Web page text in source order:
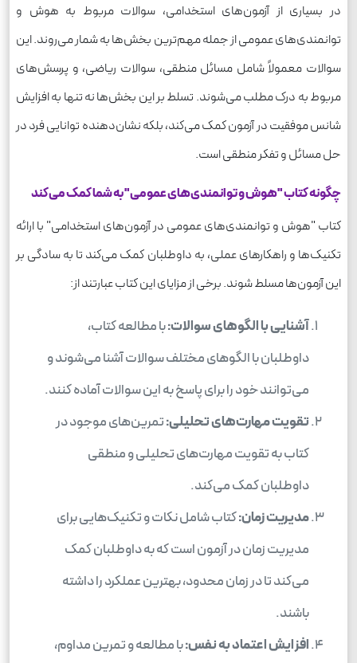
در بسیاری از آزمون‌های استخدامی، سوالات مربوط به هوش و
توانمندی‌های عمومی از جمله مهم‌ترین بخش‌ها به شمار می‌روند. این
سوالات معمولاً شامل مسائل منطقی، سوالات ریاضی، و پرسش‌های
مربوط به درک مطلب می‌شوند. تسلط بر این بخش‌ها نه تنها به افزایش
شانس موفقیت در آزمون کمک می‌کند، بلکه نشان‌دهنده توانایی فرد در
حل مسائل و تفکر منطقی است.
چگونه کتاب "هوش و توانمندی‌های عمومی" به شما کمک می‌کند
کتاب "هوش و توانمندی‌های عمومی در آزمون‌های استخدامی" با ارائه
تکنیک‌ها و راهکارهای عملی، به داوطلبان کمک می‌کند تا به سادگی بر
این آزمون‌ها مسلط شوند. برخی از مزایای این کتاب عبارتند از:
آشنایی با الگوهای سوالات:با مطالعه کتاب،
داوطلبان با الگوهای مختلف سوالات آشنا می‌شوند و
می‌توانند خود را برای پاسخ به این سوالات آماده کنند.
تقویت مهارت‌های تحلیلی:تمرین‌های موجود در
کتاب به تقویت مهارت‌های تحلیلی و منطقی
داوطلبان کمک می‌کند.
مدیریت زمان:کتاب شامل نکات و تکنیک‌هایی برای
مدیریت زمان در آزمون است که به داوطلبان کمک
می‌کند تا در زمان محدود، بهترین عملکرد را داشته
باشند.
افزایش اعتماد به نفس:با مطالعه و تمرین مداوم،